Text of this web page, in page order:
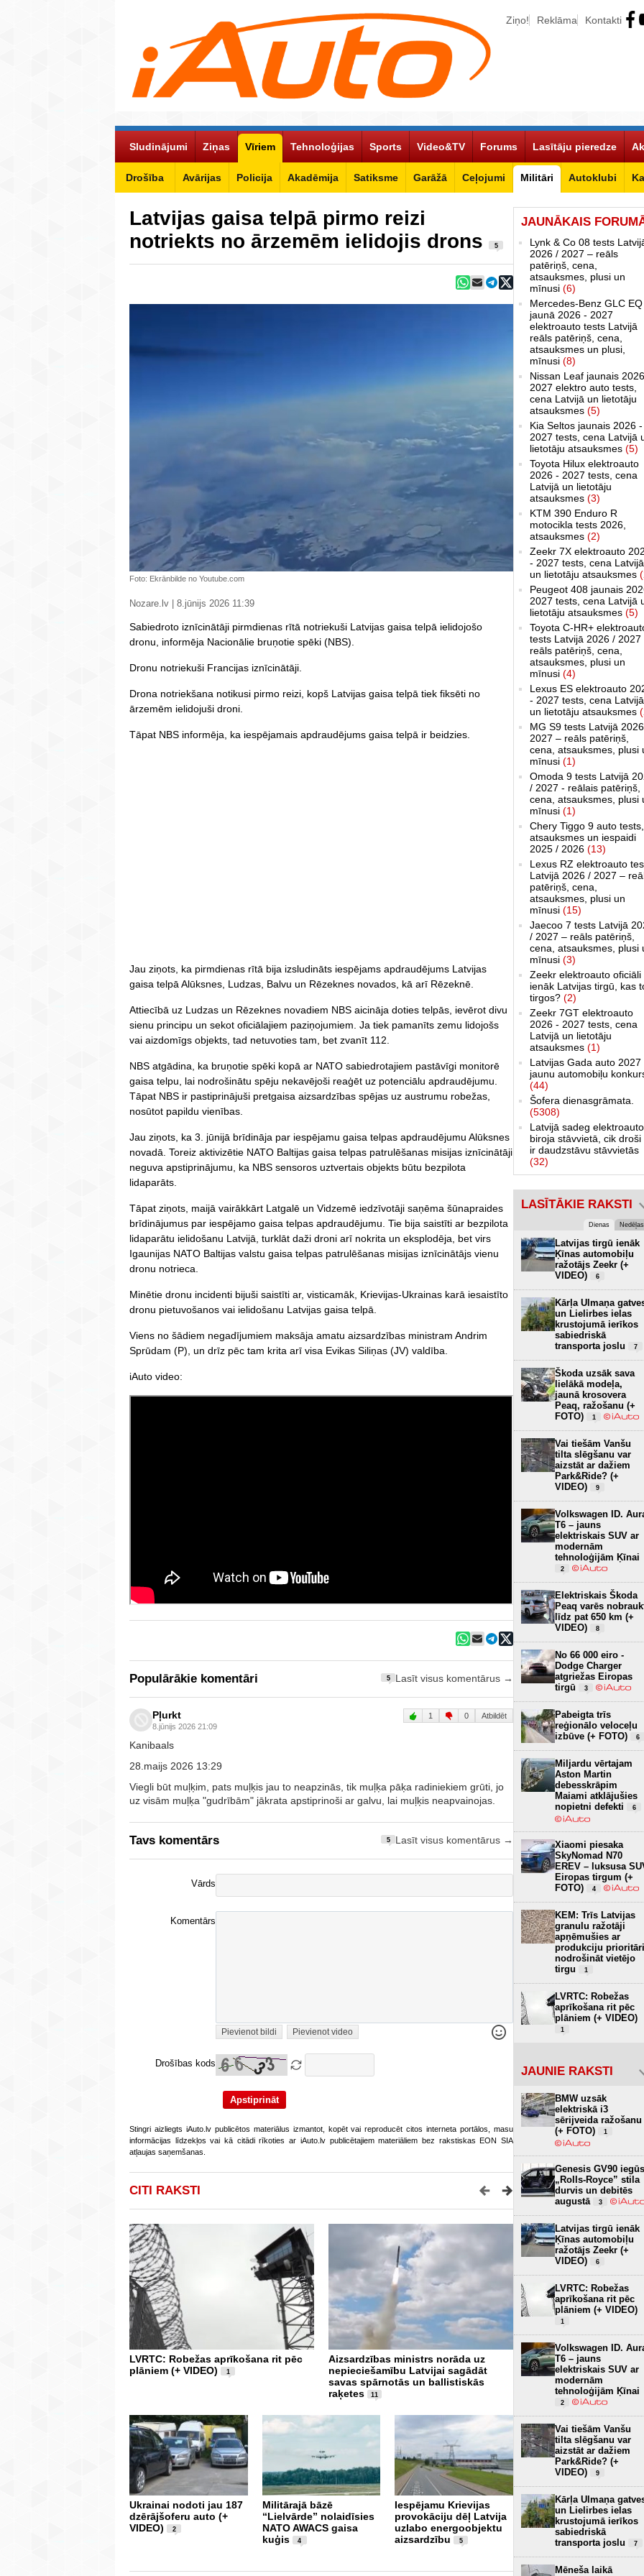
Ziņo! Reklāma Kontakti
Sludinājumi Ziņas Vīriem
Drošība Avārijas Policija Akadēmija Satiksme Garāžā Ceļojumi Militāri Autoklubi
Tehnoloģijas Sports Video&TV Forums Lasītāju pieredze
Latvijas gaisa telpā pirmo reizi
notriekts no ārzemēm ielidojis drons
5
Foto: Ekrānbilde no Youtube.com
Nozare.lv | 8.jūnijs 2026 11:39
Sabiedroto iznīcinātāji pirmdienas rītā notriekuši Latvijas gaisa telpā ielidojošo
dronu, informēja Nacionālie bruņotie spēki (NBS).
Dronu notriekuši Francijas iznīcinātāji.
Drona notriekšana notikusi pirmo reizi, kopš Latvijas gaisa telpā tiek fiksēti no
ārzemēm ielidojuši droni.
Tāpat NBS informēja, ka iespējamais apdraudējums gaisa telpā ir beidzies.
Jau ziņots, ka pirmdienas rītā bija izsludināts iespējams apdraudējums Latvijas
gaisa telpā Alūksnes, Ludzas, Balvu un Rēzeknes novados, kā arī Rēzeknē.
Attiecībā uz Ludzas un Rēzeknes novadiem NBS aicināja doties telpās, ievērot divu
sienu principu un sekot oficiālajiem paziņojumiem. Ja tiek pamanīts zemu lidojošs
vai aizdomīgs objekts, tad netuvoties tam, bet zvanīt 112.
NBS atgādina, ka bruņotie spēki kopā ar NATO sabiedrotajiem pastāvīgi monitorē
gaisa telpu, lai nodrošinātu spēju nekavējoši reaģēt uz potenciālu apdraudējumu.
Tāpat NBS ir pastiprinājuši pretgaisa aizsardzības spējas uz austrumu robežas,
nosūtot papildu vienības.
Jau ziņots, ka 3. jūnijā brīdināja par iespējamu gaisa telpas apdraudējumu Alūksnes
novadā. Toreiz aktivizētie NATO Baltijas gaisa telpas patrulēšanas misijas iznīcinātāji
neguva apstiprinājumu, ka NBS sensoros uztvertais objekts būtu bezpilota
lidaparāts.
Tāpat ziņots, maijā vairākkārt Latgalē un Vidzemē iedzīvotāji saņēma šūnapraides
brīdinājumus par iespējamo gaisa telpas apdraudējumu. Tie bija saistīti ar bezpilota
lidaparātu ielidošanu Latvijā, turklāt daži droni arī nokrita un eksplodēja, bet virs
Igaunijas NATO Baltijas valstu gaisa telpas patrulēšanas misijas iznīcinātājs vienu
dronu notrieca.
Minētie dronu incidenti bijuši saistīti ar, visticamāk, Krievijas-Ukrainas karā iesaistīto
dronu pietuvošanos vai ielidošanu Latvijas gaisa telpā.
Viens no šādiem negadījumiem maksāja amatu aizsardzības ministram Andrim
Sprūdam (P), un drīz pēc tam krita arī visa Evikas Siliņas (JV) valdība.
iAuto video:
Populārākie komentāri 5 Lasīt visus komentārus →
Pļurkt
8.jūnijs 2026 21:09
1 0 Atbildēt
Kanibaals
28.maijs 2026 13:29
Viegli būt muļķim, pats muļķis jau to neapzinās, tik muļķa pāķa radiniekiem grūti, jo
uz visām muļķa "gudrībām" jākrata apstiprinoši ar galvu, lai muļķis neapvainojas.
Tavs komentārs 5 Lasīt visus komentārus →
Vārds
Komentārs
Pievienot bildi Pievienot video
Drošības kods
Stingri aizliegts iAuto.lv publicētos materiālus izmantot, kopēt vai reproducēt citos interneta portālos, masu
informācijas līdzekļos vai kā citādi rīkoties ar iAuto.lv publicētajiem materiāliem bez rakstiskas EON SIA
atļaujas saņemšanas.
CITI RAKSTI
LVRTC: Robežas aprīkošana rit pēc
plāniem (+ VIDEO)
1
Aizsardzības ministrs norāda uz
nepieciešamību Latvijai sagādāt
savas spārnotās un ballistiskās
raķetes
11
Ukrainai nodoti jau 187
dzērājšoferu auto (+
VIDEO)
2
Militārajā bāzē
“Lielvārde” nolaidīsies
NATO AWACS gaisa
kuģis
4
Iespējamu Krievijas
provokāciju dēļ Latvija
uzlabo energoobjektu
aizsardzību
5
NATO apņemas sniegt
militāro palīdzību 140
2
Latvija, Somija un
Norvēģija vienojas
attīstīt jaunas paaudzes
kāpurķēžu
bruņumašīnas "Patria
JAUNĀKAIS
Lynk & Co 08 tests
2026 / 2027 – reāls
patēriņš, cena,
atsauksmes, plusi un
mīnusi (6)
Mercedes-Benz GLC EQ
jaunā 2026 - 2027
elektroauto tests Latvijā
reāls patēriņš, cena,
atsauksmes un plusi,
mīnusi (8)
Nissan Leaf jaunais
2027 elektro auto tests,
cena Latvijā un lietotāju
atsauksmes (5)
Kia Seltos jaunais 2026 -
2027 tests, cena Latvijā
lietotāju atsauksmes (5)
Toyota Hilux elektroauto
2026 - 2027 tests, cena
Latvijā un lietotāju
atsauksmes (3)
KTM 390 Enduro R
motocikla tests 2026,
atsauksmes (2)
Zeekr 7X elektroauto
- 2027 tests, cena Latvijā
un lietotāju atsauksmes
Peugeot 408 jaunais
2027 tests, cena Latvijā
lietotāju atsauksmes (5)
Toyota C-HR+
tests Latvijā 2026 / 2027
reāls patēriņš, cena,
atsauksmes, plusi un
mīnusi (4)
Lexus ES elektroauto
- 2027 tests, cena Latvijā
un lietotāju atsauksmes
MG S9 tests Latvijā
2027 – reāls patēriņš,
cena, atsauksmes, plusi
mīnusi (1)
Omoda 9 tests Latvijā
/ 2027 - reālais patēriņš,
cena, atsauksmes, plusi
mīnusi (1)
Chery Tiggo 9 auto tests,
atsauksmes un iespaidi
2025 / 2026 (13)
Lexus RZ elektroauto
Latvijā 2026 / 2027 –
patēriņš, cena,
atsauksmes, plusi un
mīnusi (15)
Jaecoo 7 tests Latvijā
/ 2027 – reāls patēriņš,
cena, atsauksmes, plusi
mīnusi (3)
Zeekr elektroauto oficiāli
ienāk Latvijas tirgū, kas
tirgos? (2)
Zeekr 7GT elektroauto
2026 - 2027 tests, cena
Latvijā un lietotāju
atsauksmes (1)
Latvijas Gada auto 2027
jaunu automobiļu
(44)
Šofera dienasgrāmata.
(5308)
Latvijā sadeg elektroauto
biroja stāvvietā, cik droši
ir daudzstāvu stāvvietās
(32)
LASĪTĀKIE RAKSTI
Dienas Nedēļas
Latvijas tirgū ienāk
Ķīnas automobiļu
ražotājs Zeekr (+
VIDEO)
6
Kārļa Ulmaņa
un Lielirbes ielas
krustojumā ierīkos
sabiedriskā
transporta joslu
7
Škoda uzsāk sava
lielākā modeļa,
jaunā krosovera
Peaq, ražošanu (+
FOTO)
1
Vai tiešām Vanšu
tilta slēgšanu var
aizstāt ar dažiem
Park&Ride? (+
VIDEO)
9
Volkswagen ID.
T6 – jauns
elektriskais SUV ar
modernām
tehnoloģijām Ķīnai
2
Elektriskais Škoda
Peaq varēs
līdz pat 650 km (+
VIDEO)
8
No 66 000 eiro -
Dodge Charger
atgriežas Eiropas
tirgū
3
Pabeigta trīs
reģionālo veloceļu
izbūve (+ FOTO)
6
Miljardu vērtajam
Aston Martin
debesskrāpim
Maiami atklājušies
nopietni defekti
6
Xiaomi piesaka
SkyNomad N70
EREV – luksusa
Eiropas tirgum (+
FOTO)
4
KEM: Trīs Latvijas
granulu ražotāji
apņēmušies ar
produkciju prioritāri
nodrošināt vietējo
tirgu
1
LVRTC: Robežas
aprīkošana rit pēc
plāniem (+ VIDEO)
1
JAUNIE RAKSTI
BMW uzsāk
elektriskā i3
sērijveida ražošanu
(+ FOTO)
1
Genesis GV90 iegūs
„Rolls-Royce” stila
durvis un debitēs
augustā
3
Latvijas tirgū ienāk
Ķīnas automobiļu
ražotājs Zeekr (+
VIDEO)
6
LVRTC: Robežas
aprīkošana rit pēc
plāniem (+ VIDEO)
1
Volkswagen ID.
T6 – jauns
elektriskais SUV ar
modernām
tehnoloģijām Ķīnai
2
Vai tiešām Vanšu
tilta slēgšanu var
aizstāt ar dažiem
Park&Ride? (+
VIDEO)
9
Kārļa Ulmaņa
un Lielirbes ielas
krustojumā ierīkos
sabiedriskā
transporta joslu
7
Mēneša laikā